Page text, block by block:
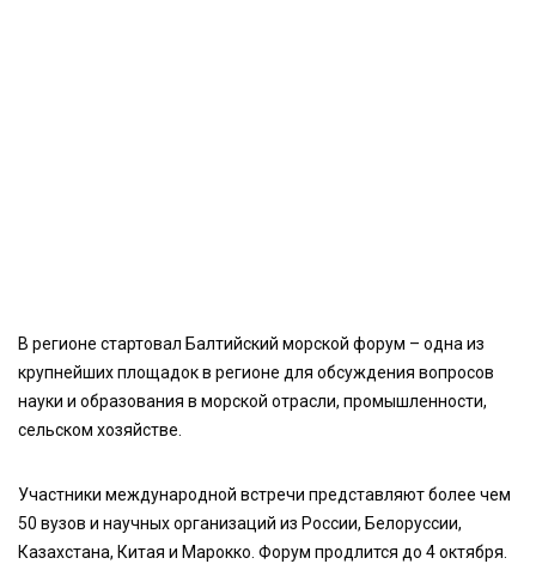
В регионе стартовал Балтийский морской форум – одна из
крупнейших площадок в регионе для обсуждения вопросов
науки и образования в морской отрасли, промышленности,
сельском хозяйстве.
Участники международной встречи представляют более чем
50 вузов и научных организаций из России, Белоруссии,
Казахстана, Китая и Марокко. Форум продлится до 4 октября.